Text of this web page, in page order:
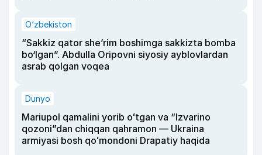
O‘zbekiston
“Sakkiz qator she’rim boshimga sakkizta bomba
bo‘lgan”. Abdulla Oripovni siyosiy ayblovlardan
asrab qolgan voqea
Dunyo
Mariupol qamalini yorib oʻtgan va “Izvarino
qozoni”dan chiqqan qahramon — Ukraina
armiyasi bosh qoʻmondoni Drapatiy haqida